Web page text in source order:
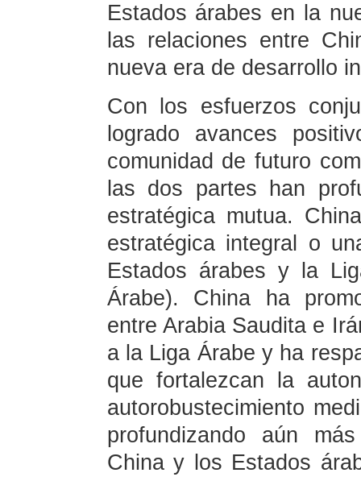
Estados árabes en la
las relaciones entre
nueva era de desarrollo
Con los esfuerzos
logrado avances
comunidad de futuro
las dos partes han
estratégica mutua.
estratégica integral o
Estados árabes y la
Árabe). China ha
entre Arabia Saudita e
a la Liga Árabe y ha
que fortalezcan la
autorobustecimiento
profundizando aún
China y los Estados